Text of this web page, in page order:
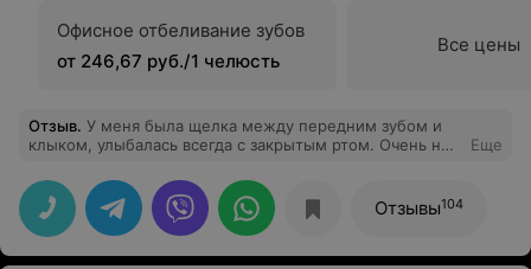
Офисное отбеливание зубов
от 246,67 руб./1 челюсть
Все цены
Отзыв. У меня была щелка между передним зубом и
клыком, улыбалась всегда с закрытым ртом. Очень не
вызывало кучу проблем. Попала на прием к Бусел Н.А.
и всего через полгода я улыбаюсь во весь рот! Спасибо
огромное! Элайнеры это вообще спасение - не
больно, нет ограничений в питании, не нужно каждый
месяц ходить на прием к врачу, не меняется речь, и их
Еще
Отзывы104